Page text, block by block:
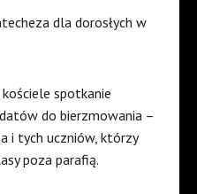
dla dorosłych w
spotkanie
do bierzmowania –
i tych uczniów, którzy
poza parafią.